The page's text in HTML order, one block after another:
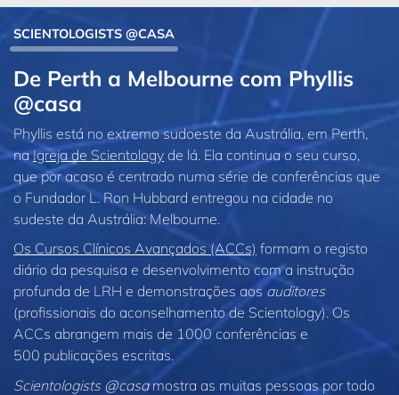
SCIENTOLOGISTS @CASA
De Perth a Melbourne com Phyllis
@casa
Phyllis está no extremo sudoeste da Austrália, em Perth,
naIgreja de Scientology de lá. Ela continua o seu curso,
que por acaso é centrado numa série de conferências que
o Fundador L. Ron Hubbard entregou na cidade no
sudeste da Austrália: Melbourne.
Os Cursos Clínicos Avançados (ACCs) formam o registo
diário da pesquisa e desenvolvimento com a instrução
profunda de LRH e demonstrações aosauditores
(profissionais do aconselhamento de Scientology). Os
ACCs abrangem mais de 1000 conferências e
500 publicações escritas.
Scientologists @casamostra as muitas pessoas por todo